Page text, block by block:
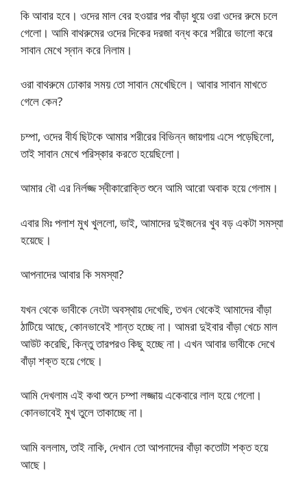
কি আবার হবে। ওদের মাল বের হওয়ার পর বাঁড়া ধুয়ে ওরা ওদের রুমে চলে
গেলো। আমি বাথরুমের ওদের দিকের দরজা বন্ধ করে শরীরে ভালো করে
সাবান মেখে স্নান করে নিলাম।
ওরা বাথরুমে ঢোকার সময় তো সাবান মেখেছিলে। আবার সাবান মাখতে
গেলে কেন?
চম্পা, ওদের বীর্য ছিটকে আমার শরীরের বিভিন্ন জায়গায় এসে পড়েছিলো,
তাই সাবান মেখে পরিস্কার করতে হয়েছিলো।
আমার বৌ এর নির্লজ্জ স্বীকারোক্তি শুনে আমি আরো অবাক হয়ে গেলাম।
এবার মিঃ পলাশ মুখ খুললো, ভাই, আমাদের দুইজনের খুব বড় একটা সমস্যা
হয়েছে।
আপনাদের আবার কি সমস্যা?
যখন থেকে ভাবীকে নেংটা অবস্থায় দেখেছি, তখন থেকেই আমাদের বাঁড়া
ঠাটিয়ে আছে, কোনভাবেই শান্ত হচ্ছে না। আমরা দুইবার বাঁড়া খেচে মাল
আউট করেছি, কিন্তু তারপরও কিছু হচ্ছে না। এখন আবার ভাবীকে দেখে
বাঁড়া শক্ত হয়ে গেছে।
আমি দেখলাম এই কথা শুনে চম্পা লজ্জায় একেবারে লাল হয়ে গেলো।
কোনভাবেই মুখ তুলে তাকাচ্ছে না।
আমি বললাম, তাই নাকি, দেখান তো আপনাদের বাঁড়া কতোটা শক্ত হয়ে
আছে।